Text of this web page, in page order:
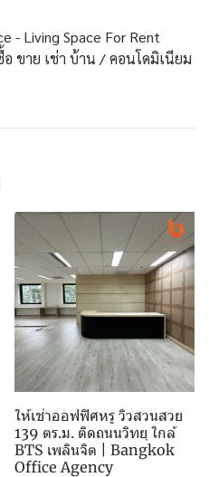
- Living Space For Rent
อ ขาย เช่า บ้าน / คอนโดมิเนียม
ให้เช่าออฟฟิศหรู วิวสวนสวย
139 ตร.ม. ติดถนนวิทยุ ใกล้
BTS เพลินจิต | Bangkok
Office Agency